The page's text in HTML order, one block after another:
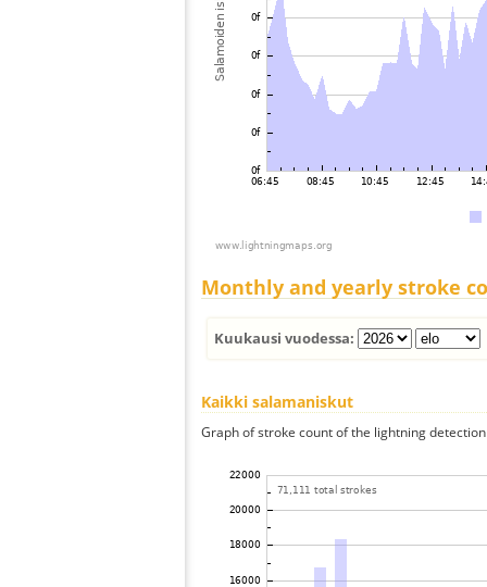
Monthly and yearly stroke
Kuukausi vuodessa:
Kaikki salamaniskut
Graph of stroke count of the lightning